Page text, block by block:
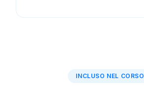
INCLUSO NEL CORSO